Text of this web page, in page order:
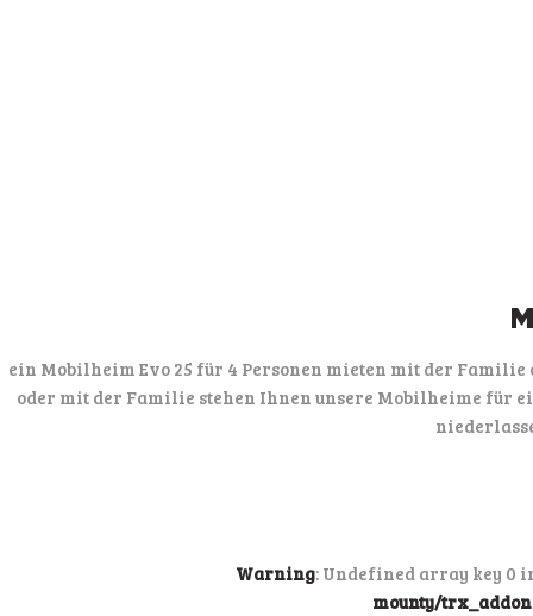
ein Mobilheim Evo 25 für 4 Personen mieten mit der
oder mit der Familie stehen Ihnen unsere Mobilheime für
Warning: Undefined array key 0
mounty/